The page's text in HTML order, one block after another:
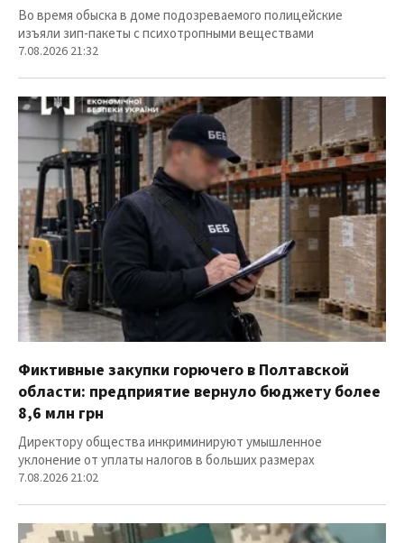
Во время обыска в доме подозреваемого полицейские
изъяли зип-пакеты с психотропными веществами
7.08.2026 21:32
Фиктивные закупки горючего в Полтавской
области: предприятие вернуло бюджету более
8,6 млн грн
Директору общества инкриминируют умышленное
уклонение от уплаты налогов в больших размерах
7.08.2026 21:02